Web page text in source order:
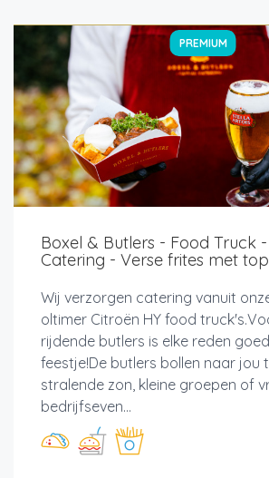
PREMIUM
Boxel & Butlers - Food Truck
Catering - Verse frites met
Wij verzorgen catering vanuit
oltimer Citroën HY food
rijdende butlers is elke reden
feestje!De butlers bollen naar jou
stralende zon, kleine groepen of
bedrijfseven...